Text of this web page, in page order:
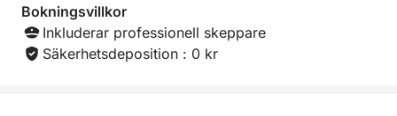
Bokningsvillkor
Inkluderar professionell skeppare
Säkerhetsdeposition : 0 kr